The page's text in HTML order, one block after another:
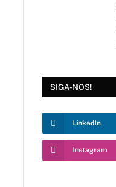
SIGA-NOS!
LinkedIn
Instagram